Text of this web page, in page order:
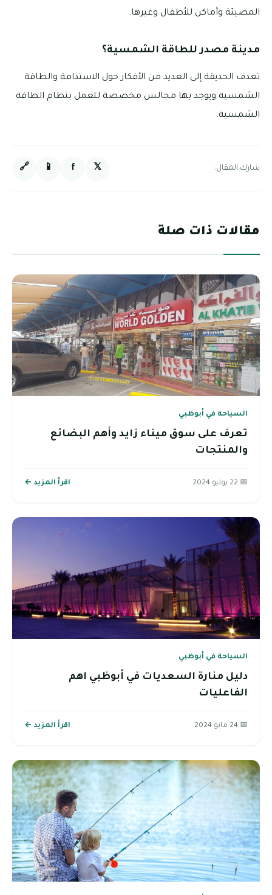
المضيئة وأماكن للأطفال وغيرها.
مدينة مصدر للطاقة الشمسية؟
تعدف الحديقة إلى العديد من الأفكار حول الاستدامة والطاقة
الشمسية ويوجد بها مجالس مخصصة للعمل بنظام الطاقة
الشمسية.
شارك المقال: 𝕏
f
📱
🔗
مقالات ذات صلة
السياحة في أبوظبي
تعرف على سوق ميناء زايد وأهم البضائع
والمنتجات
📅 22 يوليو 2024 اقرأ المزيد ←
السياحة في أبوظبي
دليل منارة السعديات في أبوظبي اهم
الفاعليات
📅 24 مايو 2024 اقرأ المزيد ←